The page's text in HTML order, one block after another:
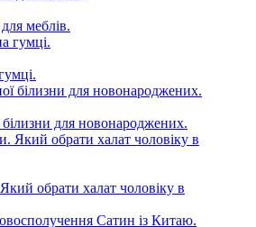
меблів.
білизни для новонароджених.
обрати халат чоловіку в